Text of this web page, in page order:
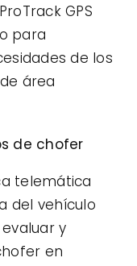
GPS
para
de los
área
de chofer
telemática
del vehículo
y
en